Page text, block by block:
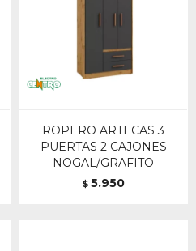
ROPERO ARTECAS 3
PUERTAS 2 CAJONES
NOGAL/GRAFITO
$ 5.950